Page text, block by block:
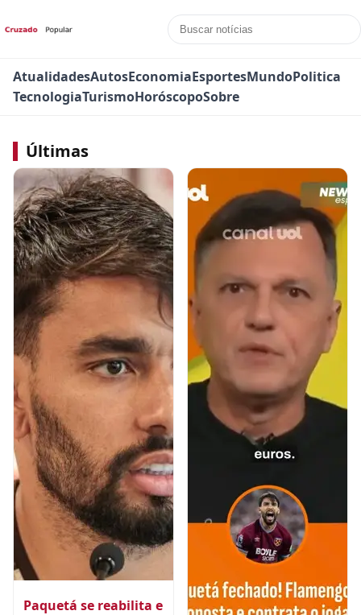
AtualidadesAutosEconomiaEsportesMundoPolitica
TecnologiaTurismoHoróscopoSobre
Últimas
Paquetá se reabilita e